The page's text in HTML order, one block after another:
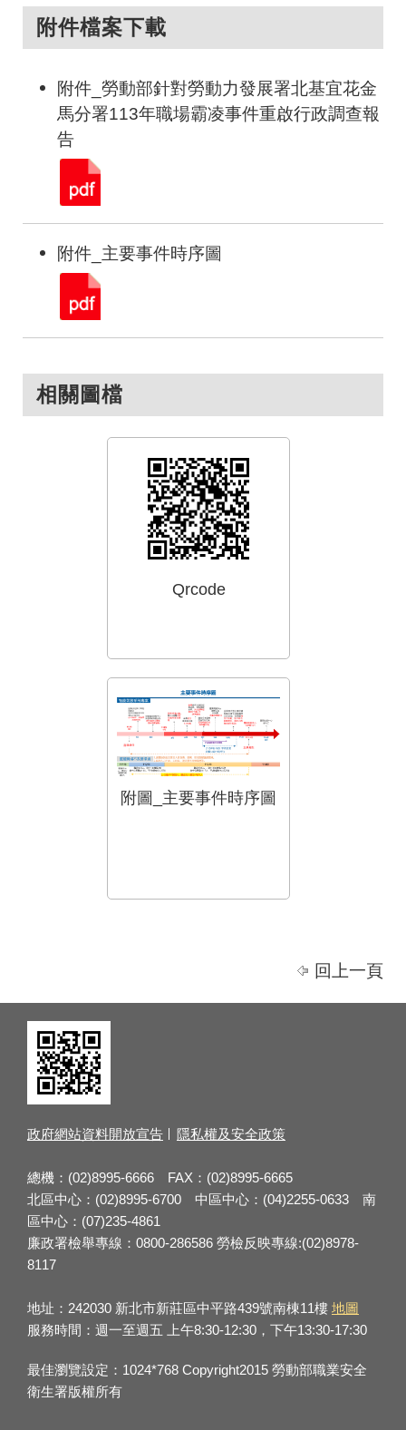
附件檔案下載
附件_勞動部針對勞動力發展署北基宜花金
馬分署113年職場霸凌事件重啟行政調查報
告
附件_主要事件時序圖
相關圖檔
Qrcode
附圖_主要事件時序圖
回上一頁
政府網站資料開放宣告 隱私權及安全政策
總機：(02)8995-6666 FAX：(02)8995-6665
北區中心：(02)8995-6700 中區中心：(04)2255-0633 南
區中心：(07)235-4861
廉政署檢舉專線：0800-286586 勞檢反映專線:(02)8978-
8117
地址：242030 新北市新莊區中平路439號南棟11樓 地圖
服務時間：週一至週五 上午8:30-12:30，下午13:30-17:30
最佳瀏覽設定：1024*768 Copyright2015 勞動部職業安全
衛生署版權所有